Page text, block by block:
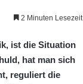
2 Minuten Lesezeit
ist die Situation
hat man sich
reguliert die